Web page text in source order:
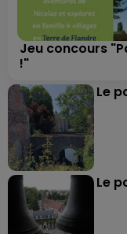
Jeu concours
!"
Le
Le